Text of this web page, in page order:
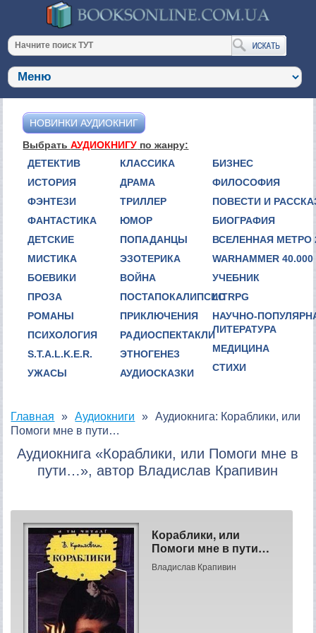
НОВИНКИ АУДИОКНИГ
ВыбратьАУДИОКНИГУ по жанру:
ДЕТЕКТИВ
ИСТОРИЯ
ФЭНТЕЗИ
ФАНТАСТИКА
ДЕТСКИЕ
МИСТИКА
БОЕВИКИ
ПРОЗА
РОМАНЫ
ПСИХОЛОГИЯ
S.T.A.L.K.E.R.
УЖАСЫ
КЛАССИКА
ДРАМА
ТРИЛЛЕР
ЮМОР
ПОПАДАНЦЫ
ЭЗОТЕРИКА
ВОЙНА
ПОСТАПОКАЛИПСИС
ПРИКЛЮЧЕНИЯ
РАДИОСПЕКТАКЛИ
ЭТНОГЕНЕЗ
АУДИОСКАЗКИ
БИЗНЕС
ФИЛОСОФИЯ
ПОВЕСТИ И
БИОГРАФИЯ
ВСЕЛЕННАЯ МЕТРО
WARHAMMER 40.000
УЧЕБНИК
LITRPG
НАУЧНО-
ЛИТЕРАТУРА
МЕДИЦИНА
СТИХИ
Главная Аудиокниги
Аудиокнига: Кораблики, или
Помоги мне в пути…
Аудиокнига «Кораблики, или Помоги мне в
пути…», автор Владислав Крапивин
Кораблики, или
Помоги мне в пути…
Владислав Крапивин